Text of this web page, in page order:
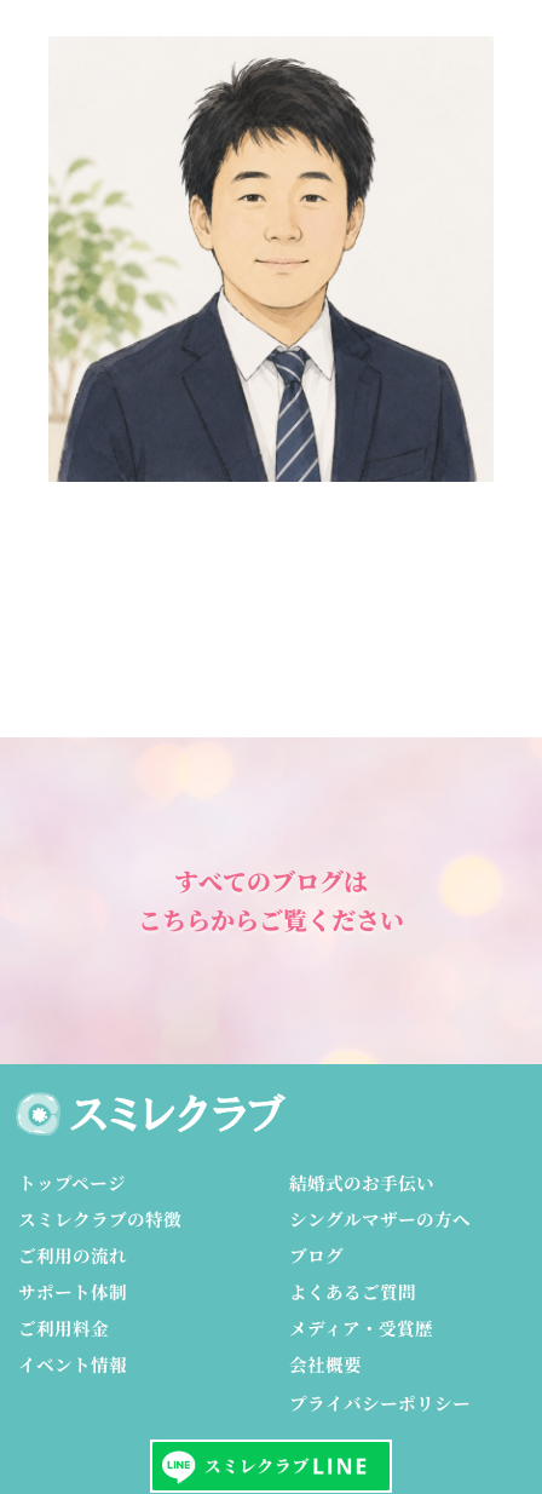
すべてのブログは
こちらからご覧ください
トップページ
スミレクラブの特徴
ご利用の流れ
サポート体制
ご利用料金
イベント情報
結婚式のお手伝い
シングルマザーの方へ
ブログ
よくあるご質問
メディア・受賞歴
会社概要
プライバシーポリシー